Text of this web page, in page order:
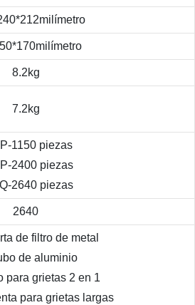
8.2kg
7.2kg
1150 piezas
2400 piezas
2640 piezas
2640
de filtro de metal
de aluminio
para grietas 2 en 1
para grietas largas